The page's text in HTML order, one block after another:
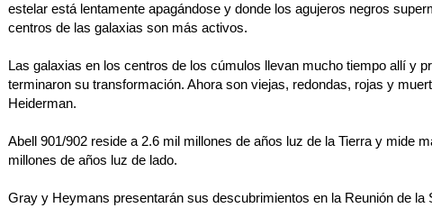
estelar está lentamente apagándose y donde los agujeros negros
centros de las galaxias son más activos.
Las galaxias en los centros de los cúmulos llevan mucho tiempo allí y
terminaron su transformación. Ahora son viejas, redondas, rojas y
Heiderman.
Abell 901/902 reside a 2.6 mil millones de años luz de la Tierra y mide
millones de años luz de lado.
Gray y Heymans presentarán sus descubrimientos en la Reunión de la